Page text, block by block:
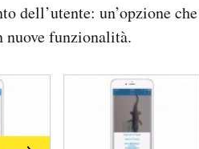
dell’utente: un’opzione
nuove funzionalità.